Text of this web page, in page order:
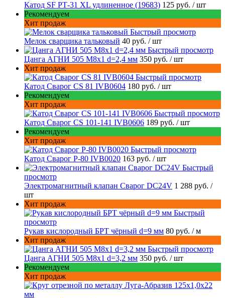
Катод SF РТ-31 XL удлиненное (19683) 125 руб. / шт
Рекомендуем
Хит продаж
Быстрый просмотр
Мелок сварщика тальковый 40 руб. / шт
Быстрый просмотр
Цанга АГНИ 505 М8х1 d=2,4 мм 350 руб. / шт
Хит продаж
Быстрый просмотр
Катод Сварог CS 81 IVB0604 180 руб. / шт
Рекомендуем
Хит продаж
Быстрый просмотр
Катод Сварог CS 101-141 IVB0606 189 руб. / шт
Рекомендуем
Хит продаж
Быстрый просмотр
Катод Сварог P-80 IVB0020 163 руб. / шт
Быстрый
просмотр
Электромагнитный клапан Сварог DC24V 1 288 руб. /
шт
Хит продаж
Быстрый
просмотр
Рукав кислородный БРТ чёрный d=9 мм 80 руб. / м
Хит продаж
Быстрый просмотр
Цанга АГНИ 505 М8х1 d=3,2 мм 350 руб. / шт
Рекомендуем
Хит продаж